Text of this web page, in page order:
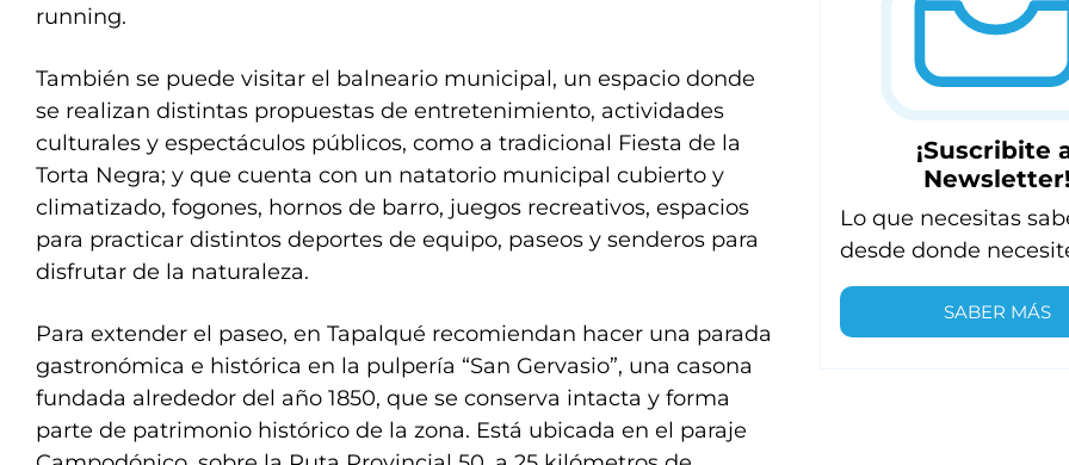
running.
También se puede visitar el balneario municipal, un espacio donde
se realizan distintas propuestas de entretenimiento, actividades
culturales y espectáculos públicos, como a tradicional Fiesta de la
Torta Negra; y que cuenta con un natatorio municipal cubierto y
climatizado, fogones, hornos de barro, juegos recreativos, espacios
para practicar distintos deportes de equipo, paseos y senderos para
disfrutar de la naturaleza.
Para extender el paseo, en Tapalqué recomiendan hacer una parada
gastronómica e histórica en la pulpería “San Gervasio”, una casona
fundada alrededor del año 1850, que se conserva intacta y forma
parte de patrimonio histórico de la zona. Está ubicada en el paraje
¡Suscribite
Lo que necesitas
desde donde
SABER MÁS